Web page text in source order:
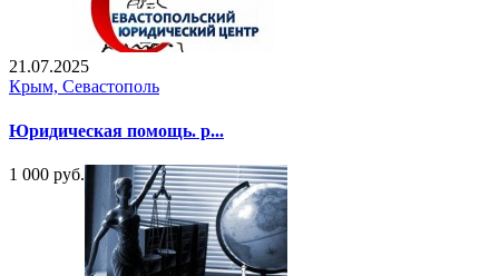
21.07.2025
Крым, Севастополь
Юридическая помощь. р...
1 000 руб.